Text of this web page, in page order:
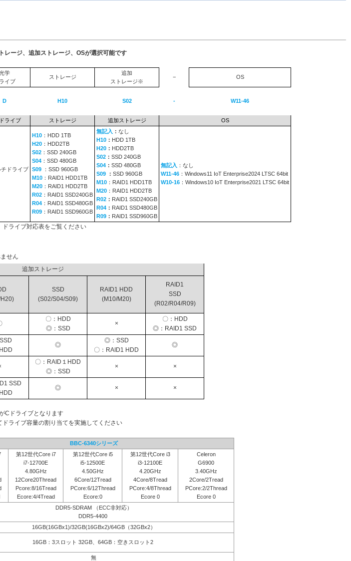
レージ、追加ストレージ、OSが選択可能です
学
イブ
ストレージ
追加
ストレージ※
− OS
D H10 S02 - W11-46
ライブ ストレージ 追加ストレージ OS
チドライブ
H10 ：HDD 1TB
H20 ：HDD2TB
S02 ：SSD 240GB
S04 ：SSD 480GB
S09
：SSD 960GB
M10 ：RAID1 HDD1TB
M20 ：RAID1 HDD2TB
R02 ：RAID1 SSD240GB
R04 ：RAID1 SSD480GB
R09 ：RAID1 SSD960GB
無記入 ： なし
H10 ： HDD 1TB
H20 ： HDD2TB
S02 ： SSD 240GB
S04 ： SSD 480GB
S09
： SSD 960GB
M10 ：RAID1 HDD1TB
M20 ：RAID1 HDD2TB
R02 ： RAID1 SSD240GB
R04 ： RAID1 SSD480GB
R09 ： RAID1 SSD960GB
無記入 ：なし
W11-46 ：Windows11 IoT Enterprise2024 LTSC 64bit
W10-16 ：Windows10 IoT Enterprise2021 LTSC 64bit
ライブ対応表をご覧ください
せん
追加ストレージ
SSD
(S02/S04/S09)
RAID1 HDD
(M10/M20)
RAID1
SSD
(R02/R04/R09)
〇：HDD
◎：SSD
×
〇：HDD
◎：RAID1 SSD
◎
◎：SSD
〇：RAID1 HDD
◎
〇：RAID１HDD
◎：SSD
× ×
SSD
◎ × ×
Cドライブとなります
ライブ容量の割り当てを実施してください
BBC-6340シリーズ
第12世代Core i7
i7-12700E
4.80GHz
12Core20Thread
Pcore:8/16Tread
Ecore:4/4Tread
第12世代Core i5
i5-12500E
4.50GHz
6Core/12Tread
PCore:6/12Thread
Ecore:0
第12世代Core i3
i3-12100E
4.20GHz
4Core/8Tread
PCore:4/8Thread
Ecore 0
Celeron
G6900
3.40GHz
2Core/2Tread
PCore:2/2Thread
Ecore 0
DDR5-SDRAM （ECC非対応）
DDR5-4400
16GB(16GBx1)/32GB(16GBx2)/64GB（32GBx2）
16GB：3スロット 32GB、64GB：空きスロット2
無